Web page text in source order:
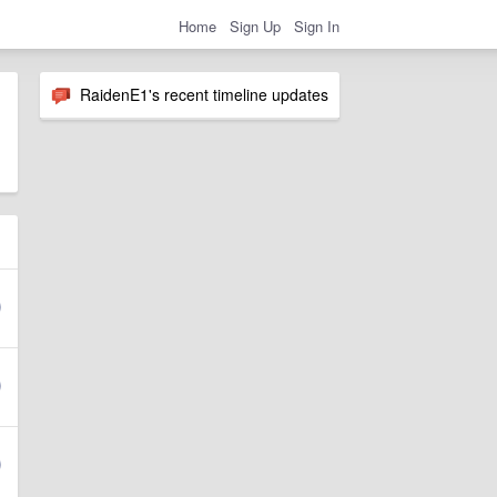
Home Sign Up Sign In
RaidenE1's recent timeline updates